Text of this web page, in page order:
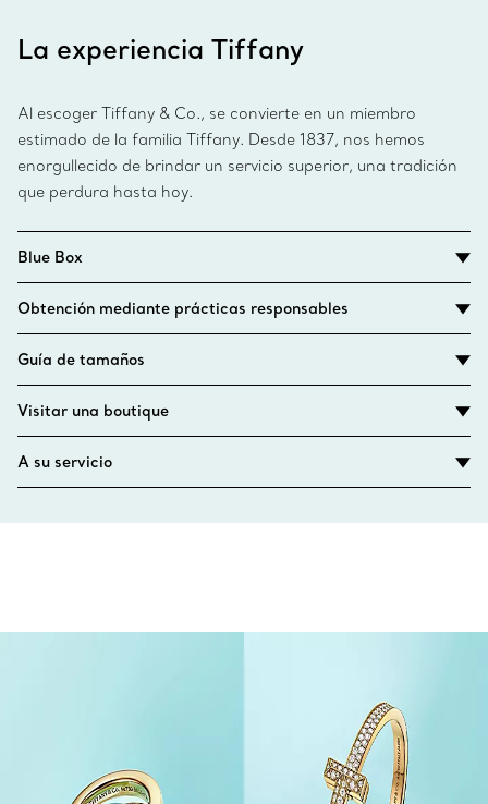
La experiencia Tiffany
Al escoger Tiffany & Co., se convierte en un miembro
estimado de la familia Tiffany. Desde 1837, nos hemos
enorgullecido de brindar un servicio superior, una tradición
que perdura hasta hoy.
Blue Box
Obtención mediante prácticas responsables
Guía de tamaños
Visitar una boutique
A su servicio